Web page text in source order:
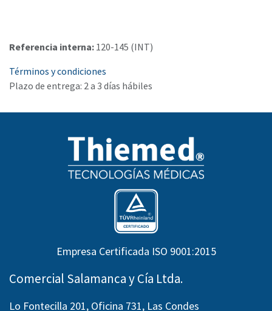
Referencia interna: 120-145 (INT)
Términos y condiciones
Plazo de entrega: 2 a 3 días hábiles
Empresa Certificada ISO 9001:2015
Comercial Salamanca y Cía Ltda.
Lo Fontecilla 201, Oficina 731, Las Condes